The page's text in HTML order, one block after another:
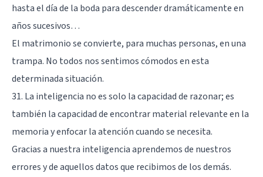
hasta el día de la boda para descender dramáticamente en
años sucesivos…
El matrimonio se convierte, para muchas personas, en una
trampa. No todos nos sentimos cómodos en esta
determinada situación.
31. La inteligencia no es solo la capacidad de razonar; es
también la capacidad de encontrar material relevante en la
memoria y enfocar la atención cuando se necesita.
Gracias a nuestra inteligencia aprendemos de nuestros
errores y de aquellos datos que recibimos de los demás.